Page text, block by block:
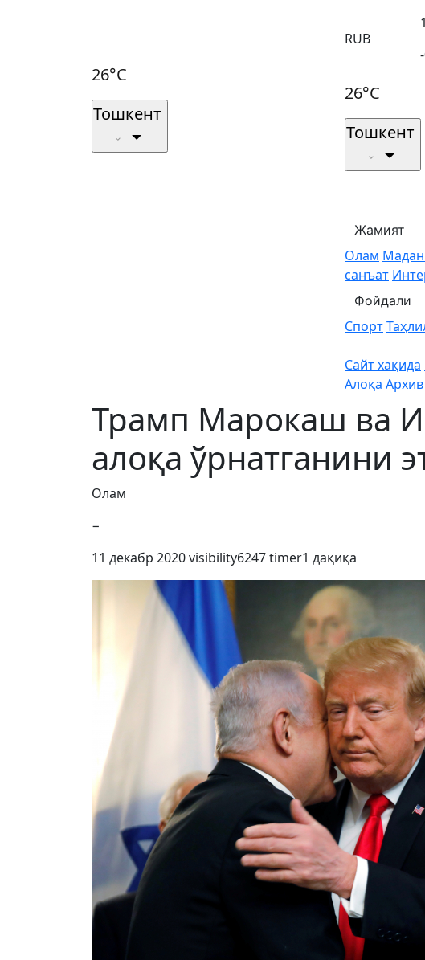
26°C
Тошкент
RUB
26°C
Тошкент
Жамият
Олам
санъат
Фойдали
Спорт
Сайт хақида
Алоқа Архив
Трамп Марокаш ва
алоқа ўрнатганини
Олам
−
11 декабр 2020visibility6247timer1 дақиқа